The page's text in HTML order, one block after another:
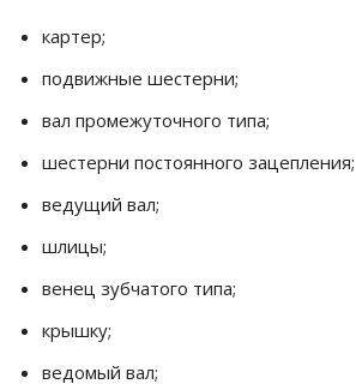
картер;
подвижные шестерни;
вал промежуточного типа;
шестерни постоянного зацепления;
ведущий вал;
шлицы;
венец зубчатого типа;
крышку;
ведомый вал;